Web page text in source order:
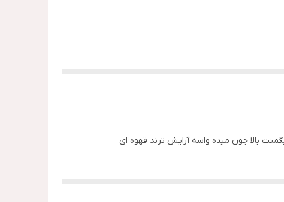
بالا جون میده واسه آرایش ترند قهوه ای